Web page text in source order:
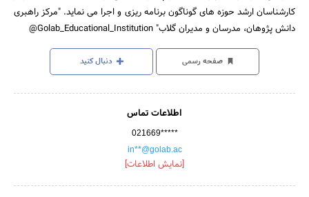
کارشناسان ارشد حوزه های گوناگون برنامه ریزی و اجرا می نماید. "مرکز راهبری
دانش پژوهان، مدرسان و مدیران گلاب" Golab_Educational_Institution@
صفحه رسمی دنبال کنید
اطلاعات تماس
021669*****
in**@golab.ac
[نمایش اطلاعات]